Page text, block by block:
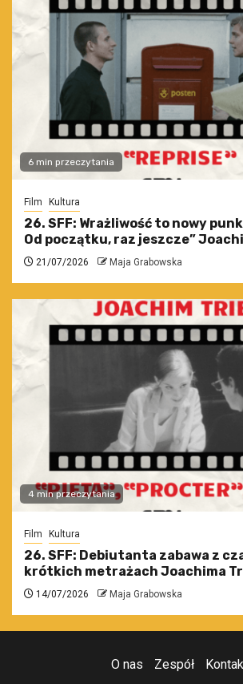
6 min przeczytania
Film Kultura
26. SFF: Wrażliwość to nowy
Od początku, raz jeszcze”
21/07/2026 Maja Grabowska
4 min przeczytania
Film Kultura
26. SFF: Debiutanta zabawa z
krótkich metrażach Joachima
14/07/2026 Maja Grabowska
O nas Zespół